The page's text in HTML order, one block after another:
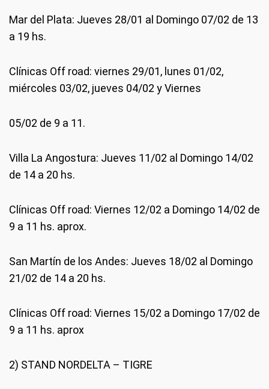
Mar del Plata: Jueves 28/01 al Domingo 07/02 de 13
a 19 hs.
Clínicas Off road: viernes 29/01, lunes 01/02,
miércoles 03/02, jueves 04/02 y Viernes
05/02 de 9 a 11.
Villa La Angostura: Jueves 11/02 al Domingo 14/02
de 14 a 20 hs.
Clínicas Off road: Viernes 12/02 a Domingo 14/02 de
9 a 11 hs. aprox.
San Martín de los Andes: Jueves 18/02 al Domingo
21/02 de 14 a 20 hs.
Clínicas Off road: Viernes 15/02 a Domingo 17/02 de
9 a 11 hs. aprox
2) STAND NORDELTA – TIGRE